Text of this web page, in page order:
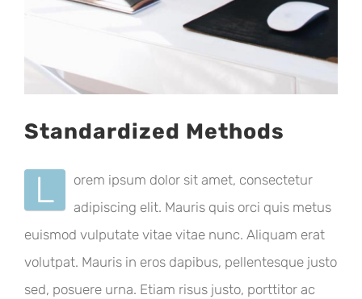
Standardized Methods
L
orem ipsum dolor sit amet, consectetur
adipiscing elit. Mauris quis orci quis metus
euismod vulputate vitae vitae nunc. Aliquam erat
volutpat. Mauris in eros dapibus, pellentesque justo
sed, posuere urna. Etiam risus justo, porttitor ac